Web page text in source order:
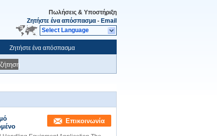
Πωλήσεις & Υποστήριξη
Ζητήστε ένα απόσπασμα - Email
Select Language
Ζητήστε ένα απόσπασμα
Επικοινωνία